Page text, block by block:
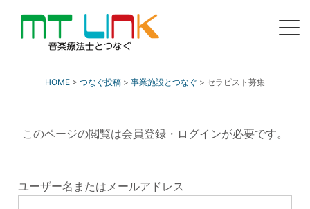
HOME > つなぐ投稿 > 事業施設とつなぐ > セラピスト募集
このページの閲覧は会員登録・ログインが必要です。
ユーザー名またはメールアドレス